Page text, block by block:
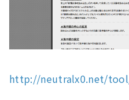
http://neutralx0.net/